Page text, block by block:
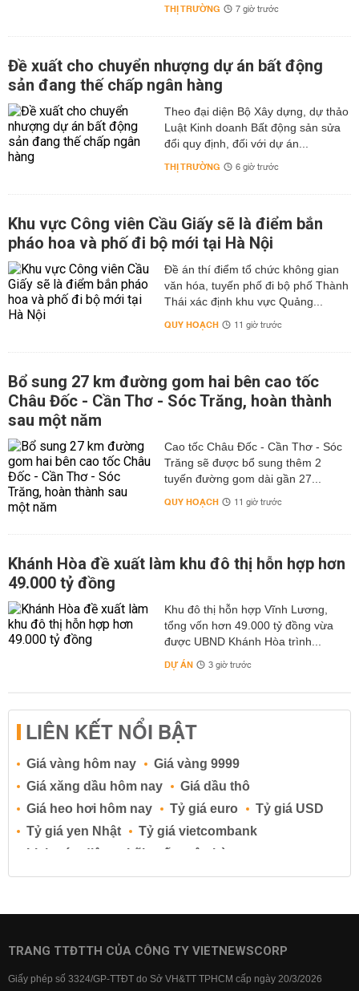
THỊ TRƯỜNG 7 giờ trước
Đề xuất cho chuyển nhượng dự án bất động
sản đang thế chấp ngân hàng
Theo đại diện Bộ Xây dựng, dự thảo
Luật Kinh doanh Bất động sản sửa
đổi quy định, đối với dự án...
THỊ TRƯỜNG 6 giờ trước
Khu vực Công viên Cầu Giấy sẽ là điểm bắn
pháo hoa và phố đi bộ mới tại Hà Nội
Đề án thí điểm tổ chức không gian
văn hóa, tuyến phố đi bộ phố Thành
Thái xác định khu vực Quảng...
QUY HOẠCH 11 giờ trước
Bổ sung 27 km đường gom hai bên cao tốc
Châu Đốc - Cần Thơ - Sóc Trăng, hoàn thành
sau một năm
Cao tốc Châu Đốc - Cần Thơ - Sóc
Trăng sẽ được bổ sung thêm 2
tuyến đường gom dài gần 27...
QUY HOẠCH 11 giờ trước
Khánh Hòa đề xuất làm khu đô thị hỗn hợp hơn
49.000 tỷ đồng
Khu đô thị hỗn hợp Vĩnh Lương,
tổng vốn hơn 49.000 tỷ đồng vừa
được UBND Khánh Hòa trình...
DỰ ÁN 3 giờ trước
LIÊN KẾT NỔI BẬT
Giá vàng hôm nay
Giá vàng 9999
Giá xăng dầu hôm nay
Giá dầu thô
Giá heo hơi hôm nay
Tỷ giá euro
Tỷ giá USD
Tỷ giá yen Nhật
Tỷ giá vietcombank
Lịch cúp điện
Lãi suất ngân hàng
Lãi suất tiết kiệm
Lãi suất tiền gửi
Lãi suất ngân hàng BIDV
TRANG TTĐTTH CỦA CÔNG TY VIETNEWSCORP
Giấy phép số 3324/GP-TTĐT do Sở VH&TT TPHCM cấp ngày 20/3/2026